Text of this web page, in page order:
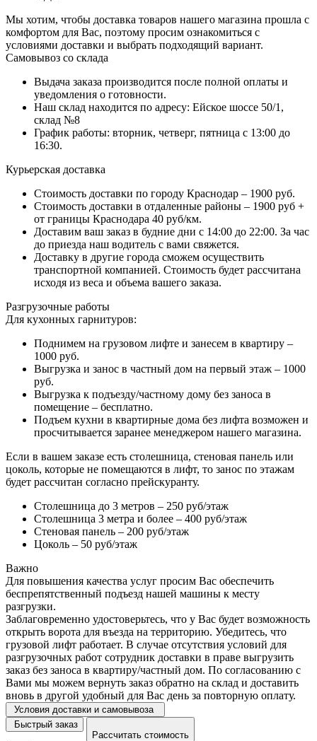
Мы хотим, чтобы доставка товаров нашего магазина прошла с
комфортом для Вас, поэтому просим ознакомиться с
условиями доставки и выбрать подходящий вариант.
Самовывоз со склада
Выдача заказа производится после полной оплаты и
уведомления о готовности.
Наш склад находится по адресу: Ейское шоссе 50/1,
склад №8
График работы: вторник, четверг, пятница с 13:00 до
16:30.
Курьерская доставка
Стоимость доставки по городу Краснодар – 1900 руб.
Стоимость доставки в отдаленные районы – 1900 руб +
от границы Краснодара 40 руб/км.
Доставим ваш заказ в будние дни с 14:00 до 22:00. За час
до приезда наш водитель с вами свяжется.
Доставку в другие города сможем осуществить
транспортной компанией. Стоимость будет рассчитана
исходя из веса и объема вашего заказа.
Разгрузочные работы
Для кухонных гарнитуров:
Поднимем на грузовом лифте и занесем в квартиру –
1000 руб.
Выгрузка и занос в частный дом на первый этаж – 1000
руб.
Выгрузка к подъезду/частному дому без заноса в
помещение – бесплатно.
Подъем кухни в квартирные дома без лифта возможен и
просчитывается заранее менеджером нашего магазина.
Если в вашем заказе есть столешница, стеновая панель или
цоколь, которые не помещаются в лифт, то занос по этажам
будет рассчитан согласно прейскуранту.
Столешница до 3 метров – 250 руб/этаж
Столешница 3 метра и более – 400 руб/этаж
Стеновая панель – 200 руб/этаж
Цоколь – 50 руб/этаж
Важно
Для повышения качества услуг просим Вас обеспечить
беспрепятственный подъезд нашей машины к месту
разгрузки.
Заблаговременно удостоверьтесь, что у Вас будет возможность
открыть ворота для въезда на территорию. Убедитесь, что
грузовой лифт работает. В случае отсутствия условий для
разгрузочных работ сотрудник доставки в праве выгрузить
заказ без заноса в квартиру/частный дом. По согласованию с
Вами мы можем вернуть заказ обратно на склад и доставить
вновь в другой удобный для Вас день за повторную оплату.
Условия доставки и самовывоза
Быстрый заказ
Рассчитать стоимость